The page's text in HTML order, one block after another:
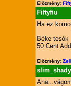
Előzmény:
Fiftyfiu
Ha ez
Béke tesók
50 Cent
Előzmény:
slim_shady